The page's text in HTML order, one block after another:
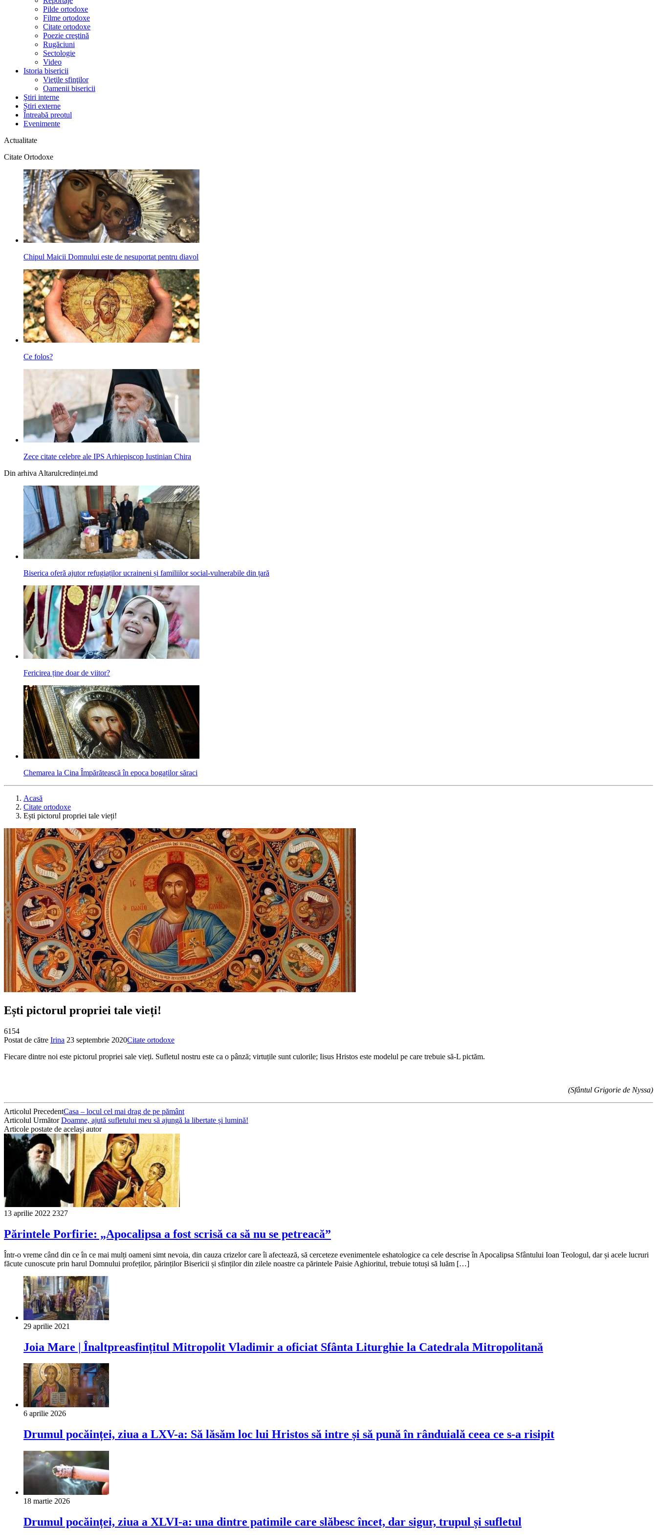
Pilde ortodoxe
Filme ortodoxe
Citate ortodoxe
Poezie creştină
Rugăciuni
Sectologie
Video
Istoria bisericii
Vieţile sfinţilor
Oamenii bisericii
Ştiri interne
Știri externe
Întreabă preotul
Evenimente
Actualitate
Citate Ortodoxe
Chipul Maicii Domnului este de nesuportat pentru diavol
Ce folos?
Zece citate celebre ale IPS Arhiepiscop Iustinian Chira
Din arhiva Altarulcredinței.md
Biserica oferă ajutor refugiaților ucraineni și familiilor social-vulnerabile din țară
Fericirea ține doar de viitor?
Chemarea la Cina Împărătească în epoca bogaților săraci
Acasă
Citate ortodoxe
Ești pictorul propriei tale vieți!
Ești pictorul propriei tale vieți!
6154
Postat de către Irina 23 septembrie 2020Citate ortodoxe
Fiecare dintre noi este pictorul propriei sale vieți. Sufletul nostru este ca o pânză; virtuțile sunt culorile; Iisus Hristos este modelul pe care trebuie să-L pictăm.
(Sfântul Grigorie de Nyssa)
Articolul PrecedentCasa – locul cel mai drag de pe pământ
Articolul UrmătorDoamne, ajută sufletului meu să ajungă la libertate și lumină!
Articole postate de același autor
13 aprilie 2022 2327
Părintele Porfirie: „Apocalipsa a fost scrisă ca să nu se petreacă”
Într-o vreme când din ce în ce mai mulți oameni simt nevoia, din cauza crizelor care îi afectează, să cerceteze evenimentele eshatologice ca cele descrise în Apocalipsa Sfântului Ioan Teologul, dar și acele lucruri
făcute cunoscute prin harul Domnului profeților, părinților Bisericii și sfinților din zilele noastre ca părintele Paisie Aghioritul, trebuie totuși să luăm […]
29 aprilie 2021
Joia Mare | Înaltpreasfințitul Mitropolit Vladimir a oficiat Sfânta Liturghie la Catedrala Mitropolitană
6 aprilie 2026
Drumul pocăinței, ziua a LXV-a: Să lăsăm loc lui Hristos să intre și să pună în rânduială ceea ce s-a risipit
18 martie 2026
Drumul pocăinței, ziua a XLVI-a: una dintre patimile care slăbesc încet, dar sigur, trupul și sufletul